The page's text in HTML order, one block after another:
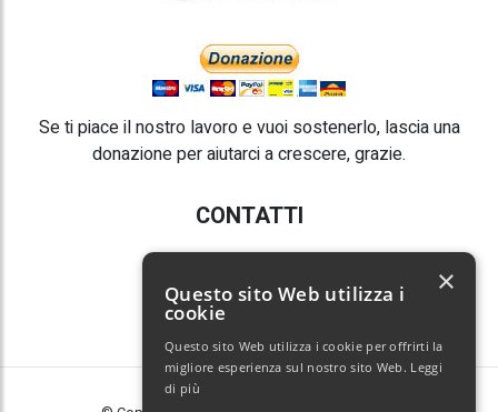
Se ti piace il nostro lavoro e vuoi sostenerlo, lascia una
donazione per aiutarci a crescere, grazie.
CONTATTI
E-mail:info@poochy.it
Questo sito Web utilizza i
cookie
Questo sito Web utilizza i cookie per offrirti la
migliore esperienza sul nostro sito Web. Leggi
di più
×